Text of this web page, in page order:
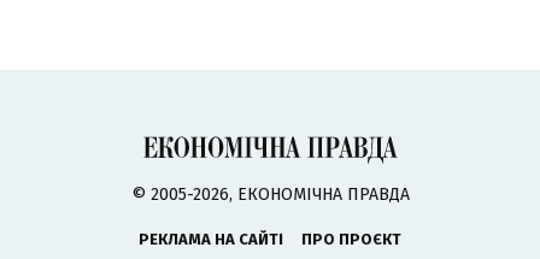
© 2005-2026, ЕКОНОМІЧНА ПРАВДА
РЕКЛАМА НА САЙТІ
ПРО ПРОЄКТ